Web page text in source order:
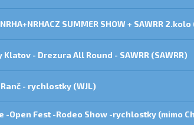
SUMMER SHOW + SAWRR 2.kolo
Klatov - Drezura All Round - SAWRR (SAWRR)
- rychlostky (WJL)
-Open Fest -Rodeo Show -rychlostky (mimo